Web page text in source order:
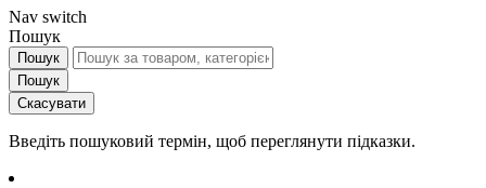
Nav switch
Пошук
Пошук
Пошук
Скасувати
Введіть пошуковий термін, щоб переглянути підказки.